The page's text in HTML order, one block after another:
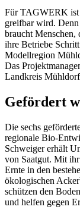
Für TAGWERK ist
greifbar wird.
braucht Menschen,
ihre Betriebe
Modellregion
Das
Landkreis
Gefördert
Die sechs
regionale Bio-
Schweiger erhält
von Saatgut. Mit
Ernte in den
ökologischen
schützen den
und helfen gegen